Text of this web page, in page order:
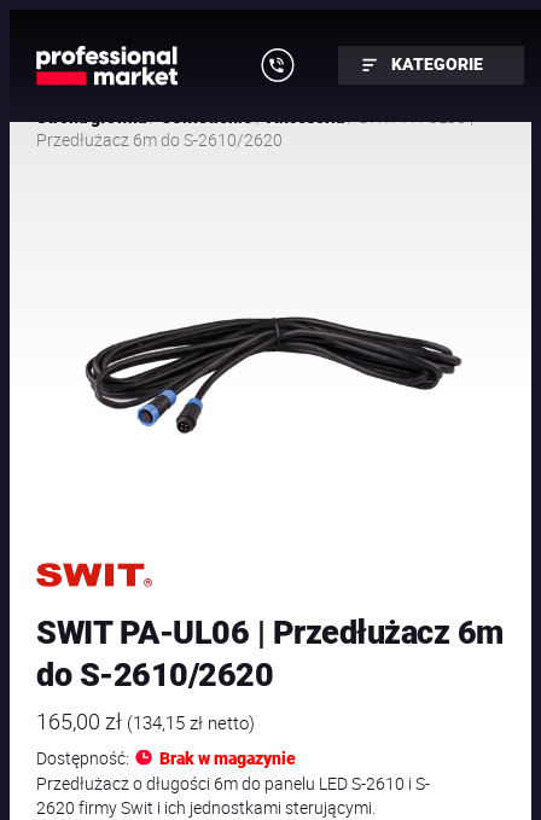
KATEGORIE
/ /
/ SWIT PA-UL06 |
Przedłużacz 6m do S-2610/2620
SWIT PA-UL06 | Przedłużacz 6m
do S-2610/2620
165,00 zł (134,15zł netto)
Dostępność:
Brak w magazynie
Przedłużacz o długości 6m do panelu LED S-2610 i S-
2620 firmy Swit i ich jednostkami sterującymi.